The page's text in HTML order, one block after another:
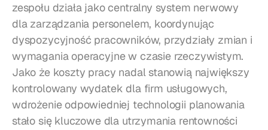
zespołu działa jako centralny system nerwowy
dla zarządzania personelem, koordynując
dyspozycyjność pracowników, przydziały zmian i
wymagania operacyjne w czasie rzeczywistym.
Jako że koszty pracy nadal stanowią największy
kontrolowany wydatek dla firm usługowych,
wdrożenie odpowiedniej technologii planowania
stało się kluczowe dla utrzymania rentowności